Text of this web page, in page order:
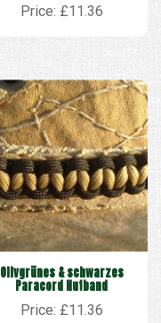
Price: £11.36
Olivgrünes & schwarzes
Paracord Hutband
Price: £11.36